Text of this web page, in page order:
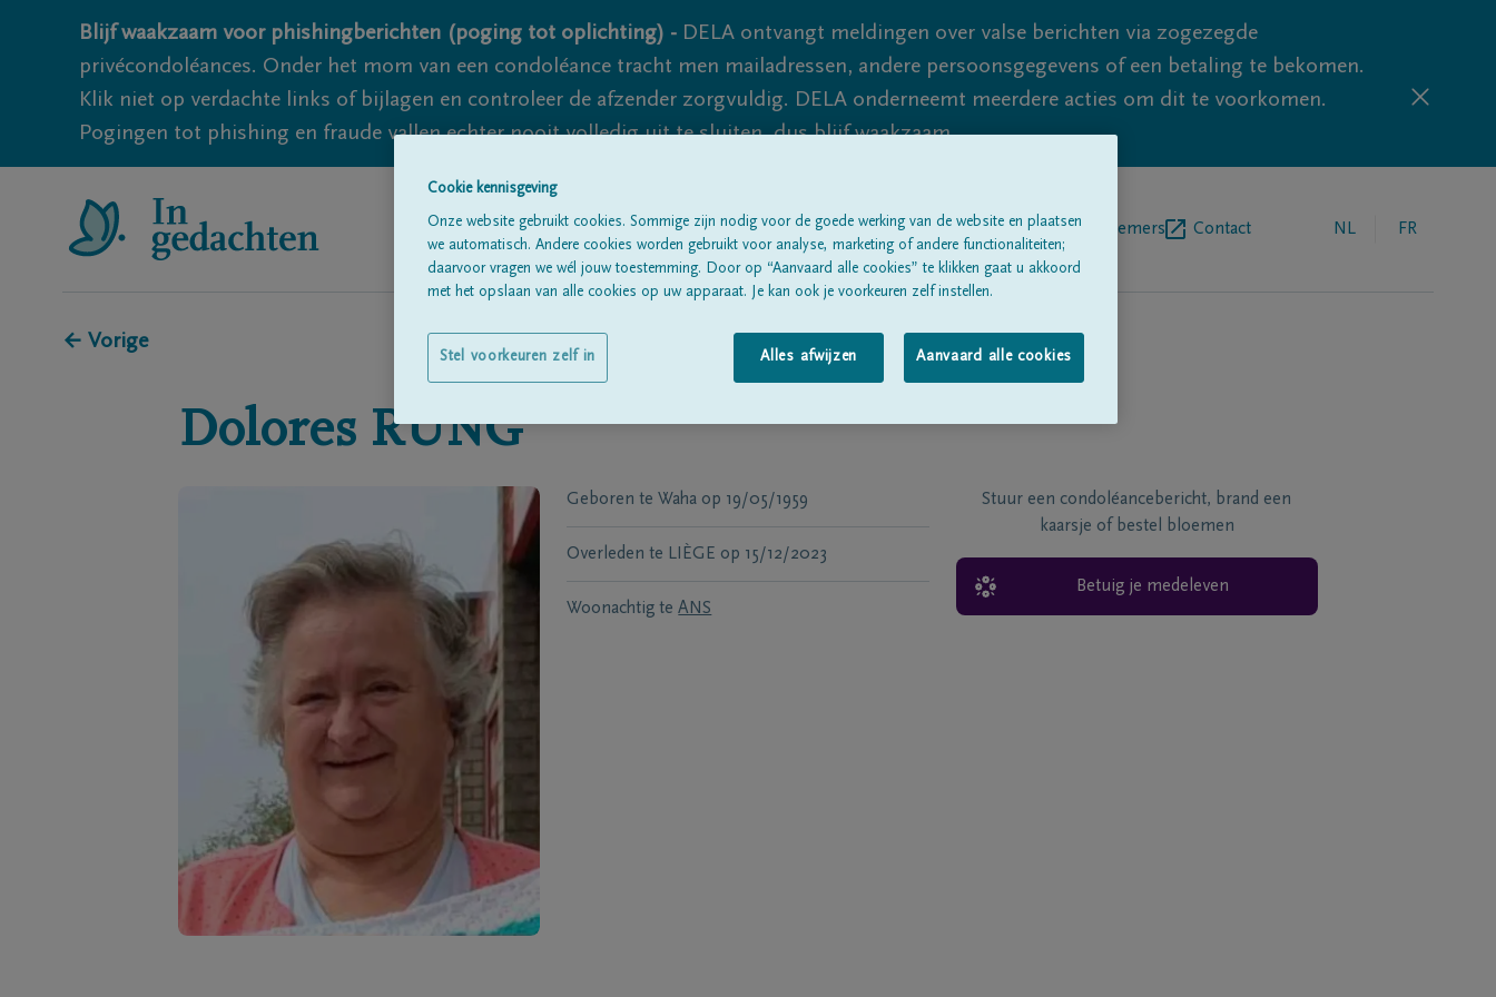
Blijf waakzaam voor phishingberichten (poging tot oplichting) - DELA ontvangt meldingen over valse berichten via zogezegde
privécondoléances. Onder het mom van een condoléance tracht men mailadressen, andere persoonsgegevens of een betaling te bekomen.
Klik niet op verdachte links of bijlagen en controleer de afzender zorgvuldig. DELA onderneemt meerdere acties om dit te voorkomen.
Pogingen tot phishing en fraude vallen echter nooit volledig uit te sluiten, dus blijf waakzaam.
Alle rouwberichtenOver onsBegrafenisondernemers Contact NL FR
← Vorige
Dolores RUNG
Geboren te Waha op 19/05/1959
Overleden te LIÈGE op 15/12/2023
Woonachtig te ANS
Stuur een condoléancebericht, brand een
kaarsje of bestel bloemen
Betuig je medeleven
Cookie kennisgeving
Onze website gebruikt cookies. Sommige zijn nodig voor de goede werking van de website en plaatsen
we automatisch. Andere cookies worden gebruikt voor analyse, marketing of andere functionaliteiten;
daarvoor vragen we wél jouw toestemming. Door op “Aanvaard alle cookies” te klikken gaat u akkoord
met het opslaan van alle cookies op uw apparaat. Je kan ook je voorkeuren zelf instellen.
Alles afwijzen Aanvaard alle cookies
Stel voorkeuren zelf in